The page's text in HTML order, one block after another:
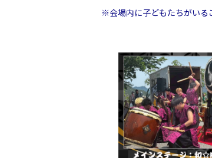
※会場内に子どもたちがいる